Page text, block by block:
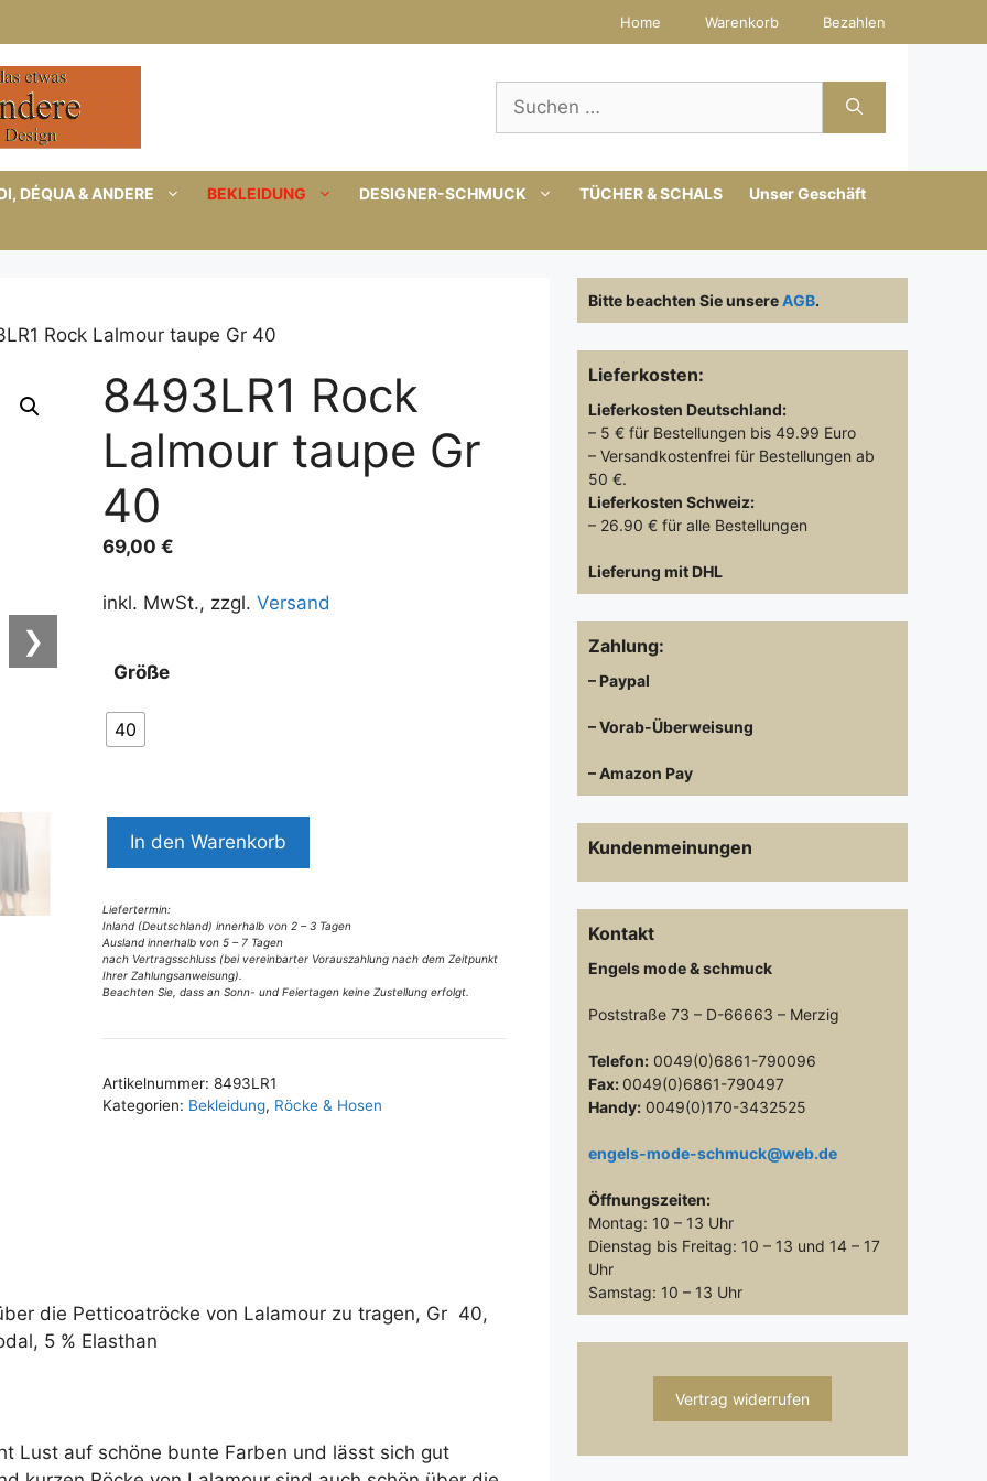
Home Warenkorb Bezahlen
Suchen
nach:
DÉQUA & ANDERE BEKLEIDUNG DESIGNER-SCHMUCK TÜCHER & SCHALS Unser Geschäft
Rock Lalmour taupe Gr 40
❯
8493LR1 Rock
Lalmour taupe Gr
40
69,00€
inkl. MwSt., zzgl.Versand
Größe
40
8493LR1
taupe
Gr
40
Menge
In den Warenkorb
Liefertermin:
Inland (Deutschland) innerhalb von 2 – 3 Tagen
Ausland innerhalb von 5 – 7 Tagen
nach Vertragsschluss (bei vereinbarter Vorauszahlung nach dem Zeitpunkt
Ihrer Zahlungsanweisung).
Beachten Sie, dass an Sonn- und Feiertagen keine Zustellung erfolgt.
l
e
:
Artikelnummer:8493LR1
Kategorien: Bekleidung, Röcke & Hosen
die Petticoatröcke von Lalamour zu tragen, Gr 40,
5 % Elasthan
Lust auf schöne bunte Farben und lässt sich gut
Bitte beachten Sie unsereAGB.
Lieferkosten:
Lieferkosten Deutschland:
– 5 € für Bestellungen bis 49.99 Euro
– Versandkostenfrei für Bestellungen ab
50 €.
Lieferkosten Schweiz:
– 26.90 € für alle Bestellungen
Lieferung mit DHL
Zahlung:
– Paypal
– Vorab-Überweisung
– Amazon Pay
Kundenmeinungen
Kontakt
Engels mode & schmuck
Poststraße 73 – D-66663 – Merzig
Telefon: 0049(0)6861-790096
Fax: 0049(0)6861-790497
Handy: 0049(0)170-3432525
engels-mode-schmuck@web.de
Öffnungszeiten:
Montag: 10 – 13 Uhr
Dienstag bis Freitag: 10 – 13 und 14 – 17
Uhr
Samstag: 10 – 13 Uhr
Vertrag widerrufen